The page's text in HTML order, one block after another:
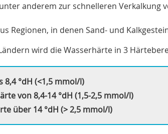
anderem zur schnelleren
Regionen, in denen Sand- und
wird die Wasserhärte in 3
°dH (<1,5 mmol/l)
von 8,4-14 °dH (1,5-2,5 mmol/l)
über 14 °dH (> 2,5 mmol/l)